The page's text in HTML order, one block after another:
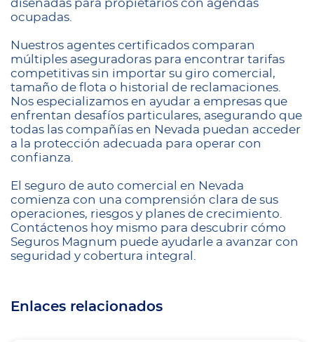
diseñadas para propietarios con agendas
ocupadas.
Nuestros agentes certificados comparan
múltiples aseguradoras para encontrar tarifas
competitivas sin importar su giro comercial,
tamaño de flota o historial de reclamaciones.
Nos especializamos en ayudar a empresas que
enfrentan desafíos particulares, asegurando que
todas las compañías en Nevada puedan acceder
a la protección adecuada para operar con
confianza.
El seguro de auto comercial en Nevada
comienza con una comprensión clara de sus
operaciones, riesgos y planes de crecimiento.
Contáctenos hoy mismo para descubrir cómo
Seguros Magnum puede ayudarle a avanzar con
seguridad y cobertura integral.
Enlaces relacionados